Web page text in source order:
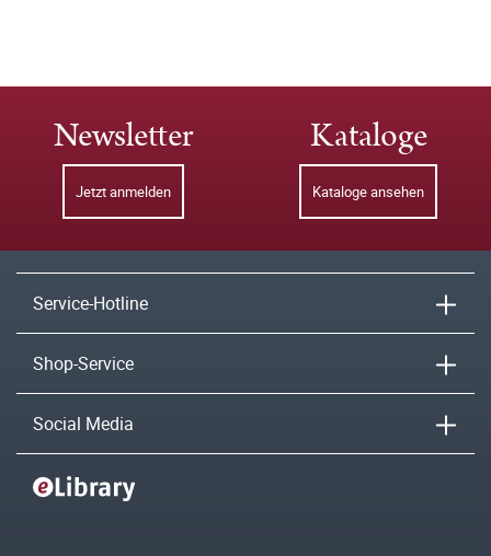
Newsletter
Jetzt anmelden
Kataloge
Kataloge ansehen
Service-Hotline
Shop-Service
Social Media